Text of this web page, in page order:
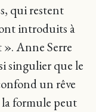
qui restent
introduits à
Anne Serre
singulier que le
un rêve
la formule peut